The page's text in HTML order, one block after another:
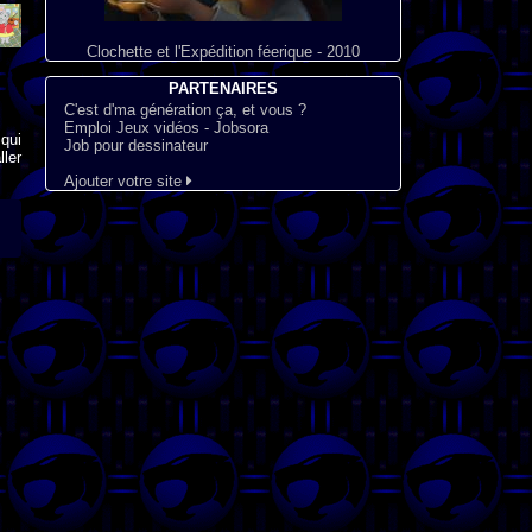
Clochette et l'Expédition féerique - 2010
PARTENAIRES
C'est d'ma génération ça, et vous ?
Emploi Jeux vidéos - Jobsora
Job pour dessinateur
Ajouter votre site